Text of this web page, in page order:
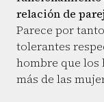
relación de
Parece por
tolerantes
hombre que los
más de las